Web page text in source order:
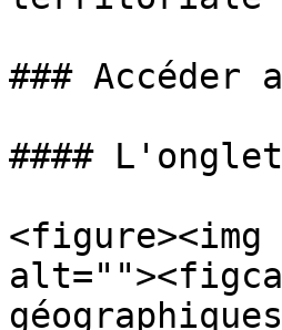
### Accéder
####
<figure><img